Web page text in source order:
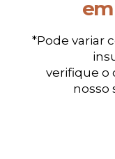
*Pode variar
verifique o
nosso